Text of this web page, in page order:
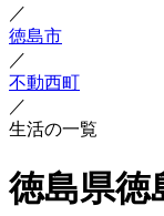
／
徳島市
／
不動西町
／
生活の一覧
徳島県徳